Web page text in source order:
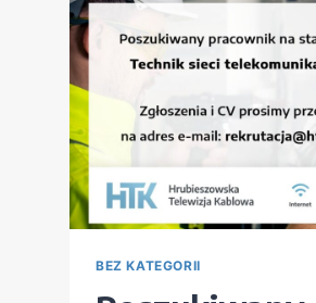
BEZ KATEGORII